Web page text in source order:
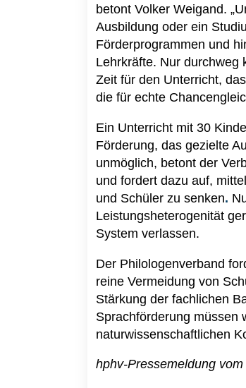
betont Volker Weigand.
Ausbildung oder ein
Förderprogrammen und
Lehrkräfte. Nur durchweg
Zeit für den Unterricht,
die für echte
Ein Unterricht mit 30
Förderung, das gezielte
unmöglich, betont der
und fordert dazu auf,
und Schüler zu senken.
Leistungsheterogenität
System verlassen.
Der Philologenverband
reine Vermeidung von
Stärkung der fachlichen
Sprachförderung müssen
naturwissenschaftlichen
hphv-Pressemeldung